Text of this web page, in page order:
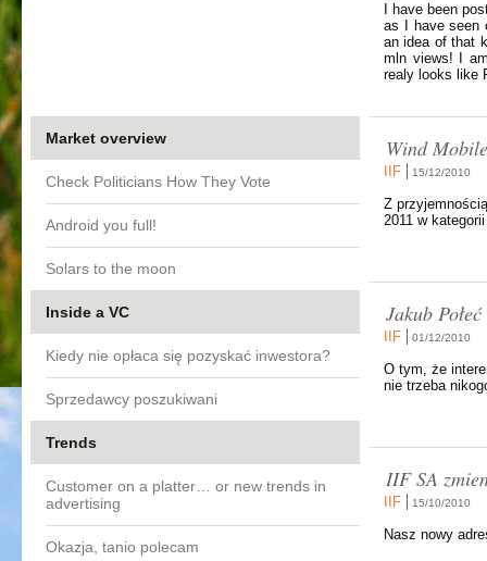
I have been
as I have seen
an idea of that
mln views! I
realy looks like
Market overview
Check Politicians How They Vote
Android you full!
Solars to the moon
Inside a VC
Kiedy nie opłaca się pozyskać inwestora?
Sprzedawcy poszukiwani
Trends
Customer on a platter… or new trends in
advertising
Okazja, tanio polecam
Wind
IIF 15/12/2010
Z
2011 w
Jakub
IIF 01/12/2010
O tym, że
nie trzeba
IIF SA
IIF 15/10/2010
Nasz nowy